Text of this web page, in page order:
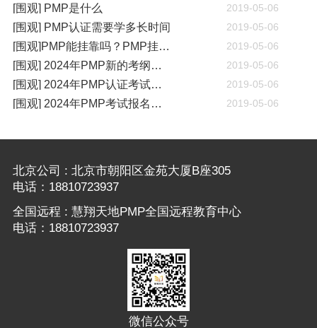
[围观] PMP是什么 2019-05-06
[围观] PMP认证需要学多长时间 2019-05-06
[围观]PMP能挂靠吗？PMP挂靠一年多少钱 2019-05-06
[围观] 2024年PMP新的考纲有哪些变化 2019-05-06
[围观] 2024年PMP认证考试什么时候开考 2019-05-06
[围观] 2024年PMP考试报名通知 2019-05-06
北京公司 : 北京市朝阳区金苑大厦B座305
电话：18810723937
全国远程 : 慧翔天地PMP全国远程教育中心
电话：18810723937
微信公众号